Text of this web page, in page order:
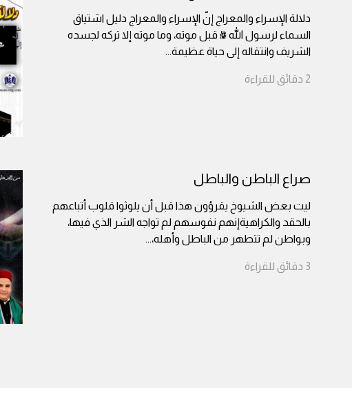
دلالة الإسراء والمعراج إنّ الإسراء والمعراج دليل اشتياق
السماء لرسول الله ﷺ قبل موته، وما موته إلا تركه لجسده
الشريف وانتقاله إلى حياة عظيمة...
2 دقائق للقراءة
صراع الباطن والباطل
ليت بعض الشيوخ يقرؤون هذا قبل أن يلوثوا قلوب أتباعهم
بالحقد والكراهيةإنهم نفوسهم لم تواجه الشر الذي فيها،
وبواطن لم تتطهر من الباطل وأهله،...
3 دقائق للقراءة